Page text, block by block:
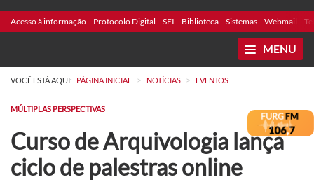
Acesso à informação Protocolo Digital SEI Biblioteca Sistemas Webmail
MENU
VOCÊ ESTÁ AQUI: PÁGINA INICIAL > NOTÍCIAS > EVENTOS
MÚLTIPLAS PERSPECTIVAS
Curso de Arquivologia lança
ciclo de palestras online